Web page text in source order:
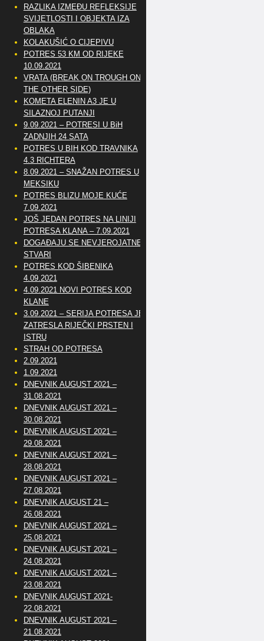
RAZLIKA IZMEĐU REFLEKSIJE
SVIJETLOSTI I OBJEKTA IZA
OBLAKA
KOLAKUŠIĆ O CIJEPIVU
POTRES 53 KM OD RIJEKE
10.09.2021
VRATA (BREAK ON TROUGH ON
THE OTHER SIDE)
KOMETA ELENIN A3 JE U
SILAZNOJ PUTANJI
9.09.2021 – POTRESI U BiH
ZADNJIH 24 SATA
POTRES U BIH KOD TRAVNIKA
4.3 RICHTERA
8.09.2021 – SNAŽAN POTRES U
MEKSIKU
POTRES BLIZU MOJE KUĆE
7.09.2021
JOŠ JEDAN POTRES NA LINIJI
POTRESA KLANA – 7.09.2021
DOGAĐAJU SE NEVJEROJATNE
STVARI
POTRES KOD ŠIBENIKA
4.09.2021
4.09.2021 NOVI POTRES KOD
KLANE
3.09.2021 – SERIJA POTRESA JE
ZATRESLA RIJEČKI PRSTEN I
ISTRU
STRAH OD POTRESA
2.09.2021
1.09.2021
DNEVNIK AUGUST 2021 –
31.08.2021
DNEVNIK AUGUST 2021 –
30.08.2021
DNEVNIK AUGUST 2021 –
29.08.2021
DNEVNIK AUGUST 2021 –
28.08.2021
DNEVNIK AUGUST 2021 –
27.08.2021
DNEVNIK AUGUST 21 –
26.08.2021
DNEVNIK AUGUST 2021 –
25.08.2021
DNEVNIK AUGUST 2021 –
24.08.2021
DNEVNIK AUGUST 2021 –
23.08.2021
DNEVNIK AUGUST 2021-
22.08.2021
DNEVNIK AUGUST 2021 –
21.08.2021